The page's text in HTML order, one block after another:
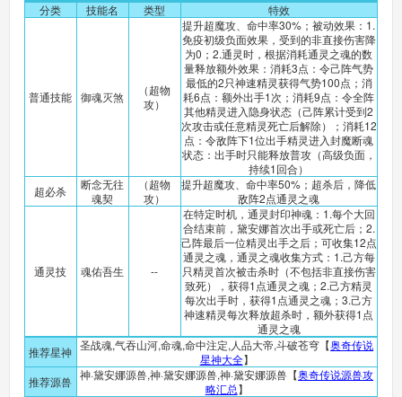
分类 技能名 类型 特效
普通技能 御魂灭煞
（超物
攻）
提升超魔攻、命中率30%；被动效果：1.
免疫初级负面效果，受到的非直接伤害降
为0；2.通灵时，根据消耗通灵之魂的数
量释放额外效果：消耗3点：令己阵气势
最低的2只神速精灵获得气势100点；消
耗6点：额外出手1次；消耗9点：令全阵
其他精灵进入隐身状态（己阵累计受到2
次攻击或任意精灵死亡后解除）；消耗12
点：令敌阵下1位出手精灵进入封魔断魂
状态：出手时只能释放普攻（高级负面，
持续1回合）
超必杀
断念无往
魂契
（超物
攻）
提升超魔攻、命中率50%；超杀后，降低
敌阵2点通灵之魂
通灵技 魂佑吾生 --
在特定时机，通灵封印神魂：1.每个大回
合结束前，黛安娜首次出手或死亡后；2.
己阵最后一位精灵出手之后；可收集12点
通灵之魂，通灵之魂收集方式：1.己方每
只精灵首次被击杀时（不包括非直接伤害
致死），获得1点通灵之魂；2.己方精灵
每次出手时，获得1点通灵之魂；3.己方
神速精灵每次释放超杀时，额外获得1点
通灵之魂
推荐星神 圣战魂,气吞山河,命魂,命中注定,人品大帝,斗破苍穹【奥奇传说
星神大全】
推荐源兽 神·黛安娜源兽,神·黛安娜源兽,神·黛安娜源兽【奥奇传说源兽攻
略汇总】